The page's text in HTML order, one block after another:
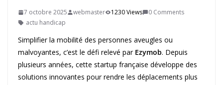
7 octobre 2025 webmaster 1230 Views
0 Comments
actu handicap
Simplifier la mobilité des personnes aveugles ou
malvoyantes, c’est le défi relevé par Ezymob. Depuis
plusieurs années, cette startup française développe des
solutions innovantes pour rendre les déplacements plus